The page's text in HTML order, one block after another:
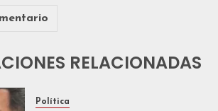
RELACIONADAS
Política